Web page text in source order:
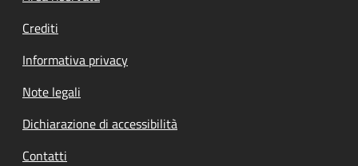
Crediti
Informativa privacy
Note legali
Dichiarazione di accessibilità
Contatti